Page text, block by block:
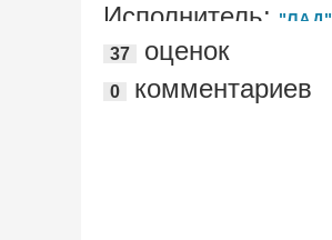
Исполнитель: "ЛАД"
37
оценок
0 комментариев